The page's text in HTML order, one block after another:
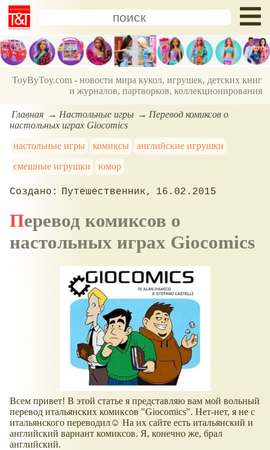
ToyByToy.com - новости мира кукол, игрушек, детских книг
и журналов, партворков, коллекционирования
Главная Настольные игры
Перевод комиксов о
настольных играх Giocomics
настольные игры
комиксы
английские игрушки
смешные игрушки
юмор
Путешественник 16.02.2015
Перевод комиксов о
настольных играх Giocomics
Всем привет! В этой статье я представляю вам мой вольный
перевод итальянских комиксов "Giocomics". Нет-нет, я не с
итальянского переводил☺ На их сайте есть итальянский и
английский вариант комиксов. Я, конечно же, брал
английский.